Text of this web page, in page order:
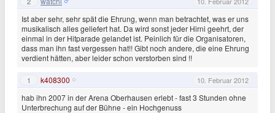
Ist aber sehr, sehr spät die Ehrung, wenn man betrachtet, was er uns
musikalisch alles geliefert hat. Da wird sonst jeder Hirni geehrt, der
einmal in der Hitparade gelandet ist. Peinlich für die Organisatoren,
dass man ihn fast vergessen hat!! Gibt noch andere, die eine Ehrung
verdient hätten, aber leider schon verstorben sind !!
1 k408300 10. Februar 2012
hab ihn 2007 in der Arena Oberhausen erlebt - fast 3 Stunden ohne
Unterbrechung auf der Bühne - ein Hochgenuss